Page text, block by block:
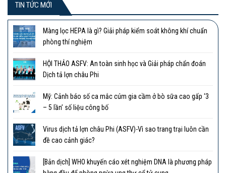
TIN TỨC MỚI
Màng lọc HEPA là gì? Giải pháp kiểm soát không khí chuẩn
phòng thí nghiệm
HỘI THẢO ASFV: An toàn sinh học và Giải pháp chẩn đoán
Dịch tả lợn châu Phi
Mỹ: Cảnh báo số ca mắc cúm gia cầm ở bò sữa cao gấp ‘3
– 5 lần’ số liệu công bố
Virus dịch tả lợn châu Phi (ASFV)-Vì sao trang trại luôn cần
đề cao cảnh giác?
[Bản dịch] WHO khuyến cáo xét nghiệm DNA là phương pháp